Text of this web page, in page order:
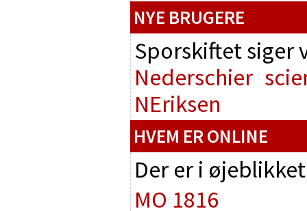
NYE BRUGERE
Sporskiftet
Nederschier
NEriksen
HVEM ER ONLINE
Der er i
MO 1816